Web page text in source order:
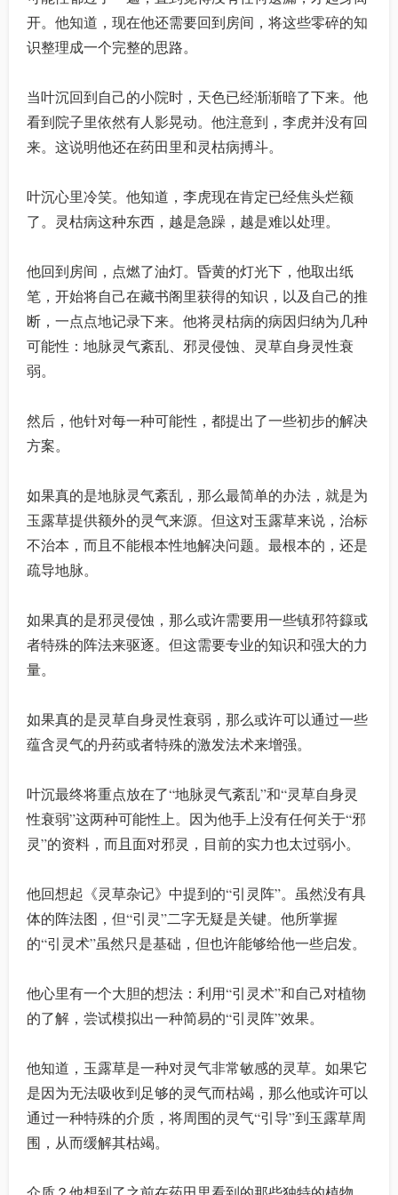
开。他知道，现在他还需要回到房间，将这些零碎的知
识整理成一个完整的思路。
当叶沉回到自己的小院时，天色已经渐渐暗了下来。他
看到院子里依然有人影晃动。他注意到，李虎并没有回
来。这说明他还在药田里和灵枯病搏斗。
叶沉心里冷笑。他知道，李虎现在肯定已经焦头烂额
了。灵枯病这种东西，越是急躁，越是难以处理。
他回到房间，点燃了油灯。昏黄的灯光下，他取出纸
笔，开始将自己在藏书阁里获得的知识，以及自己的推
断，一点点地记录下来。他将灵枯病的病因归纳为几种
可能性：地脉灵气紊乱、邪灵侵蚀、灵草自身灵性衰
弱。
然后，他针对每一种可能性，都提出了一些初步的解决
方案。
如果真的是地脉灵气紊乱，那么最简单的办法，就是为
玉露草提供额外的灵气来源。但这对玉露草来说，治标
不治本，而且不能根本性地解决问题。最根本的，还是
疏导地脉。
如果真的是邪灵侵蚀，那么或许需要用一些镇邪符籙或
者特殊的阵法来驱逐。但这需要专业的知识和强大的力
量。
如果真的是灵草自身灵性衰弱，那么或许可以通过一些
蕴含灵气的丹药或者特殊的激发法术来增强。
叶沉最终将重点放在了“地脉灵气紊乱”和“灵草自身灵
性衰弱”这两种可能性上。因为他手上没有任何关于“邪
灵”的资料，而且面对邪灵，目前的实力也太过弱小。
他回想起《灵草杂记》中提到的“引灵阵”。虽然没有具
体的阵法图，但“引灵”二字无疑是关键。他所掌握
的“引灵术”虽然只是基础，但也许能够给他一些启发。
他心里有一个大胆的想法：利用“引灵术”和自己对植物
的了解，尝试模拟出一种简易的“引灵阵”效果。
他知道，玉露草是一种对灵气非常敏感的灵草。如果它
是因为无法吸收到足够的灵气而枯竭，那么他或许可以
通过一种特殊的介质，将周围的灵气“引导”到玉露草周
围，从而缓解其枯竭。